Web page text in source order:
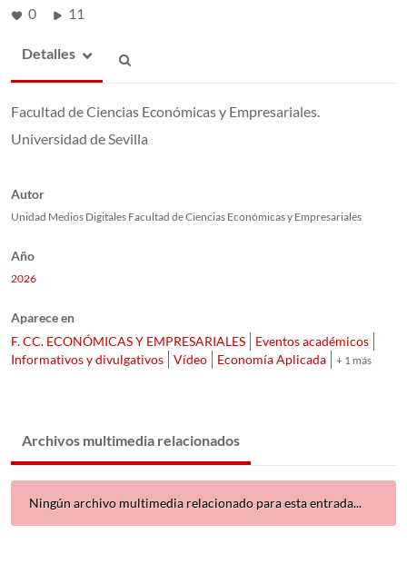
0 11
Detalles
Facultad de Ciencias Económicas y Empresariales.
Universidad de Sevilla
Autor
Unidad Medios Digitales Facultad de Ciencias Económicas y Empresariales
Año
2026
Aparece en
F. CC. ECONÓMICAS Y EMPRESARIALES
Eventos académicos
Informativos y divulgativos
Vídeo Economía Aplicada + 1 más
Archivos multimedia relacionados
Ningún archivo multimedia relacionado para esta entrada...